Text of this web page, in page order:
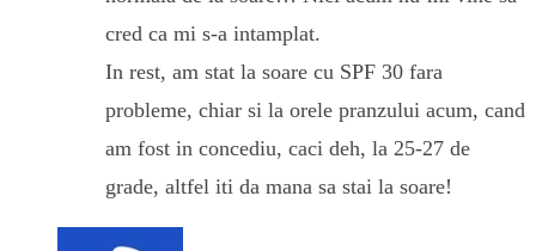
cred ca mi s-a intamplat.
In rest, am stat la soare cu SPF 30 fara
probleme, chiar si la orele pranzului acum, cand
am fost in concediu, caci deh, la 25-27 de
grade, altfel iti da mana sa stai la soare!